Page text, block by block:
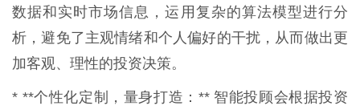
数据和实时市场信息，运用复杂的算法模型进行分
析，避免了主观情绪和个人偏好的干扰，从而做出更
加客观、理性的投资决策。
* **个性化定制，量身打造：** 智能投顾会根据投资